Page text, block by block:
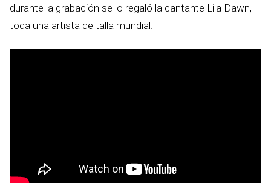
durante la grabación se lo regaló la cantante Lila Dawn,
toda una artista de talla mundial.